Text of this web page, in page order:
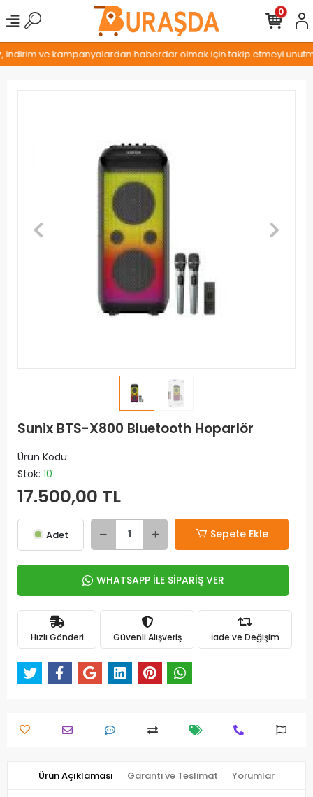
ve kampanyalardan haberdar olmak için takip etmeyi
0
Sunix BTS-X800 Bluetooth Hoparlör
Ürün Kodu:
Stok: 10
17.500,00 TL
Adet Sepete Ekle
WHATSAPP İLE SİPARİŞ VER
Hızlı Gönderi Güvenli Alışveriş İade ve Değişim
Ürün Açıklaması Garanti ve Teslimat Yorumlar